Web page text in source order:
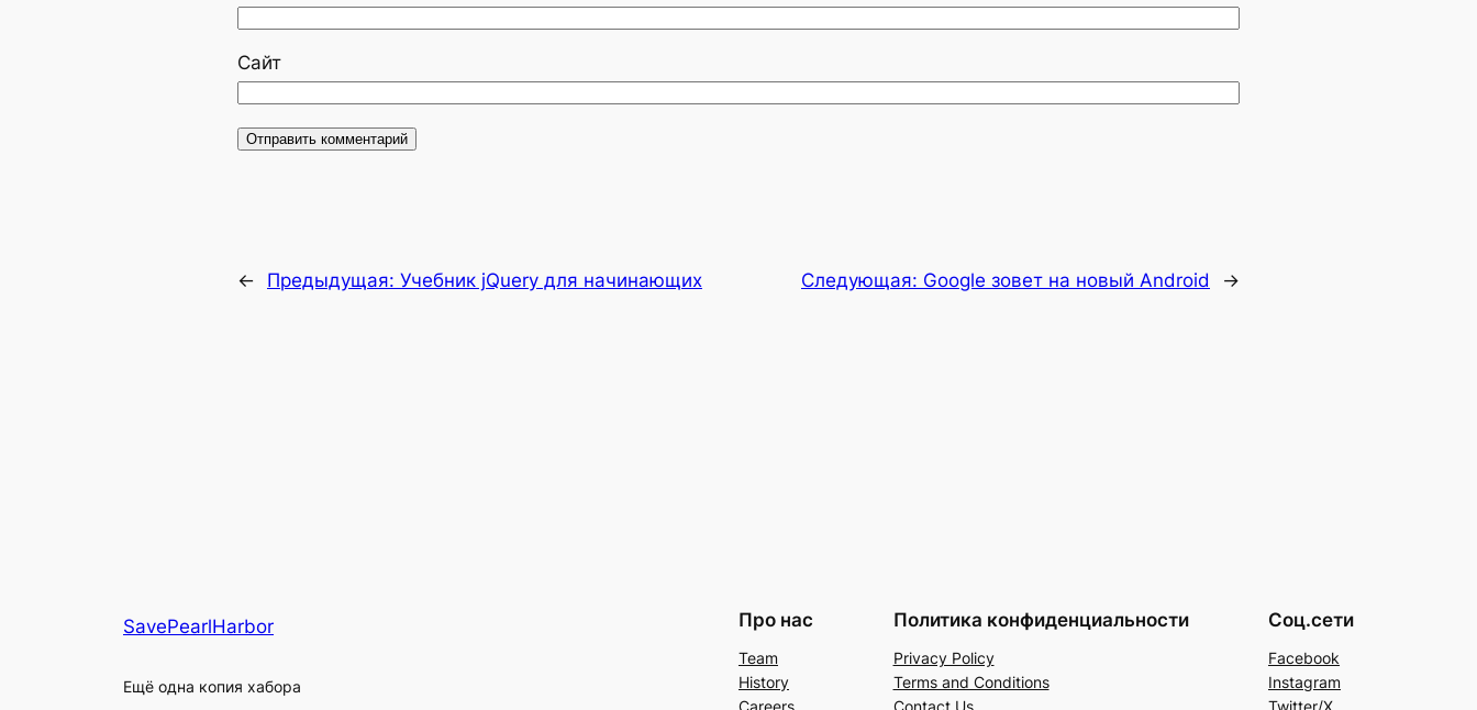
Сайт
← Предыдущая: Учебник jQuery для начинающих Следующая: Google зовет на новый Android →
SavePearlHarbor
Ещё одна копия хабора
Про нас
Team
History
Политика конфиденциальности
Privacy Policy
Terms and Conditions
Соц.сети
Facebook
Instagram